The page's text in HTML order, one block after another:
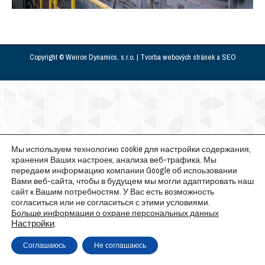
Copyright © Weiron Dynamics, s.r.o. | Tvorba webových stránekaSEO
Мы используем технологию cookie для настройки содержания,
хранения Ваших настроек, анализа веб-трафика. Мы
передаем информацию компании Google об испоьзовании
Вами веб-сайта, чтобы в будущем мы могли адаптировать наш
сайт к Вашим потребностям. У Вас есть возможность
согласиться или не согласиться с этими условиями.
Больше информации о охране персональных данных
Настройки.
Соглашаюсь Не соглашаюсь